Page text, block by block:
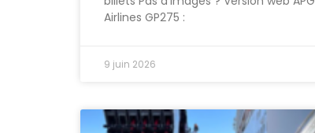
Airlines GP275 :
9 juin 2026